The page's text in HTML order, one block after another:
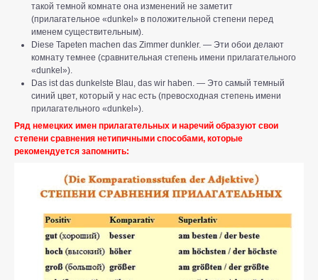
такой темной комнате она изменений не заметит
(прилагательное «dunkel» в положительной степени перед
именем существительным).
Diese Tapeten machen das Zimmer dunkler. — Эти обои делают
комнату темнее (сравнительная степень имени прилагательного
«dunkel»).
Das ist das dunkelste Blau, das wir haben. — Это самый темный
синий цвет, который у нас есть (превосходная степень имени
прилагательного «dunkel»).
Ряд немецких имен прилагательных и наречий образуют свои
степени сравнения нетипичными способами, которые
рекомендуется запомнить: